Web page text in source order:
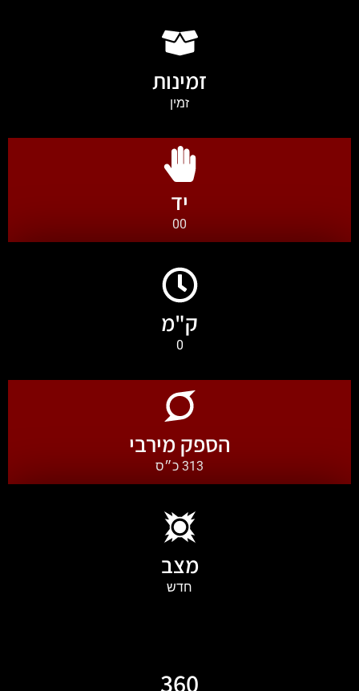
זמינות
זמין
יד
00
ק"מ
0
הספק מירבי
313 כ״ס
מצב
חדש
360